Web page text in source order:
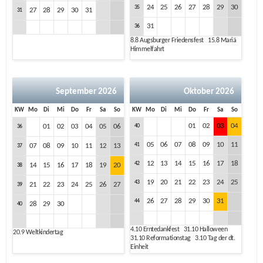
31 27 28 29 30 31 35 24 25 26 27 28 29 30
36 31
8.8Augsburger Friedensfest 15.8Mariä
Himmelfahrt
September 2026
KW Mo Di Mi Do Fr Sa So
36 01 02 03 04 05 06
37 07 08 09 10 11 12 13
38 14 15 16 17 18 19 20
39 21 22 23 24 25 26 27
40 28 29 30
20.9Weltkindertag
Oktober 2026
KW Mo Di Mi Do Fr Sa So
40 01 02 03 04
41 05 06 07 08 09 10 11
42 12 13 14 15 16 17 18
43 19 20 21 22 23 24 25
44 26 27 28 29 30 31
4.10Erntedankfest 31.10Halloween
31.10Reformationstag 3.10Tag der dt.
Einheit